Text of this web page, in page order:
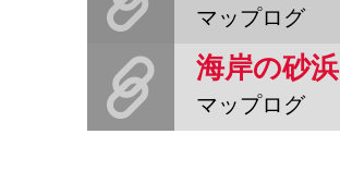
マップログ
海岸の砂浜
マップログ